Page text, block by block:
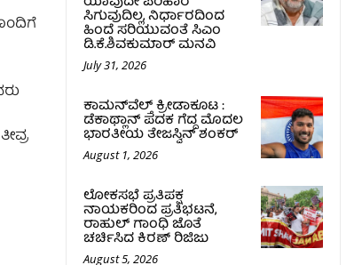
ಸಿಗುವುದಿಲ್ಲ, ನಿರ್ಧಾರದಿಂದ
ಹಿಂದೆ ಸರಿಯುವಂತೆ ಸಿಎಂ
ಡಿ.ಕೆ.ಶಿವಕುಮಾರ್ ಮನವಿ
July 31, 2026
ಕಾಮನ್‌ವೆಲ್ತ್ ಕ್ರೀಡಾಕೂಟ :
ಡೆಕಾಥ್ಲಾನ್ ಪದಕ ಗೆದ್ದ ಮೊದಲ
ಭಾರತೀಯ ತೇಜಸ್ವಿನ್ ಶಂಕರ್
August 1, 2026
ಲೋಕಸಭೆ ಪ್ರತಿಪಕ್ಷ
ನಾಯಕರಿಂದ ಪ್ರತಿಭಟನೆ,
ರಾಹುಲ್‌ ಗಾಂಧಿ ಜೊತೆ
ಚರ್ಚಿಸಿದ ಕಿರಣ್‌ ರಿಜಿಜು
August 5, 2026